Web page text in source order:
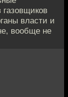
власти и
вообще не